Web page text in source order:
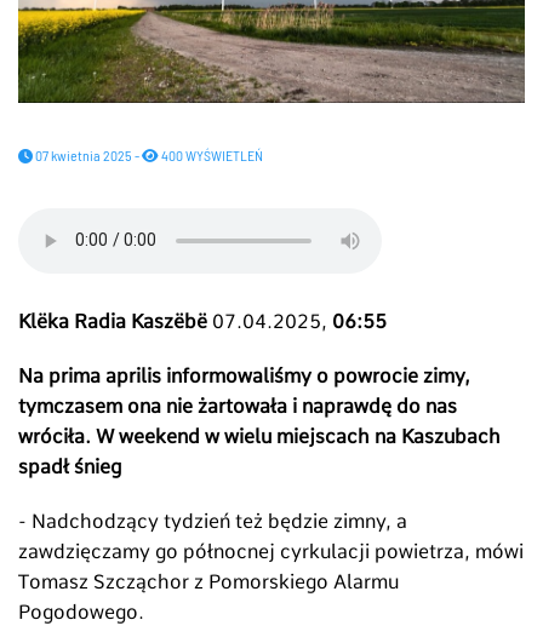
07 kwietnia 2025 - 400 WYŚWIETLEŃ
Klëka Radia Kaszëbë 07.04.2025, 06:55
Na prima aprilis informowaliśmy o powrocie zimy,
tymczasem ona nie żartowała i naprawdę do nas
wróciła. W weekend w wielu miejscach na Kaszubach
spadł śnieg
- Nadchodzący tydzień też będzie zimny, a
zawdzięczamy go północnej cyrkulacji powietrza, mówi
Tomasz Szcząchor z Pomorskiego Alarmu
Pogodowego.